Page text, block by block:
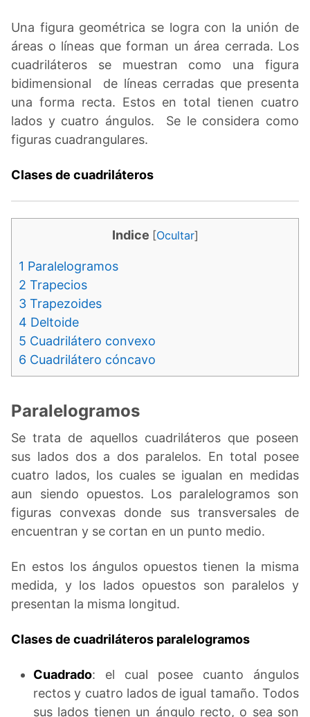
Una figura geométrica se logra con la unión de
áreas o líneas que forman un área cerrada. Los
cuadriláteros se muestran como una figura
bidimensional de líneas cerradas que presenta
una forma recta. Estos en total tienen cuatro
lados y cuatro ángulos. Se le considera como
figuras cuadrangulares.
Clases de cuadriláteros
Indice [Ocultar]
1 Paralelogramos
2 Trapecios
3 Trapezoides
4 Deltoide
5 Cuadrilátero convexo
6 Cuadrilátero cóncavo
Paralelogramos
Se trata de aquellos cuadriláteros que poseen
sus lados dos a dos paralelos. En total posee
cuatro lados, los cuales se igualan en medidas
aun siendo opuestos. Los paralelogramos son
figuras convexas donde sus transversales de
encuentran y se cortan en un punto medio.
En estos los ángulos opuestos tienen la misma
medida, y los lados opuestos son paralelos y
presentan la misma longitud.
Clases de cuadriláteros paralelogramos
Cuadrado: el cual posee cuanto ángulos
rectos y cuatro lados de igual tamaño. Todos
sus lados tienen un ángulo recto, o sea son